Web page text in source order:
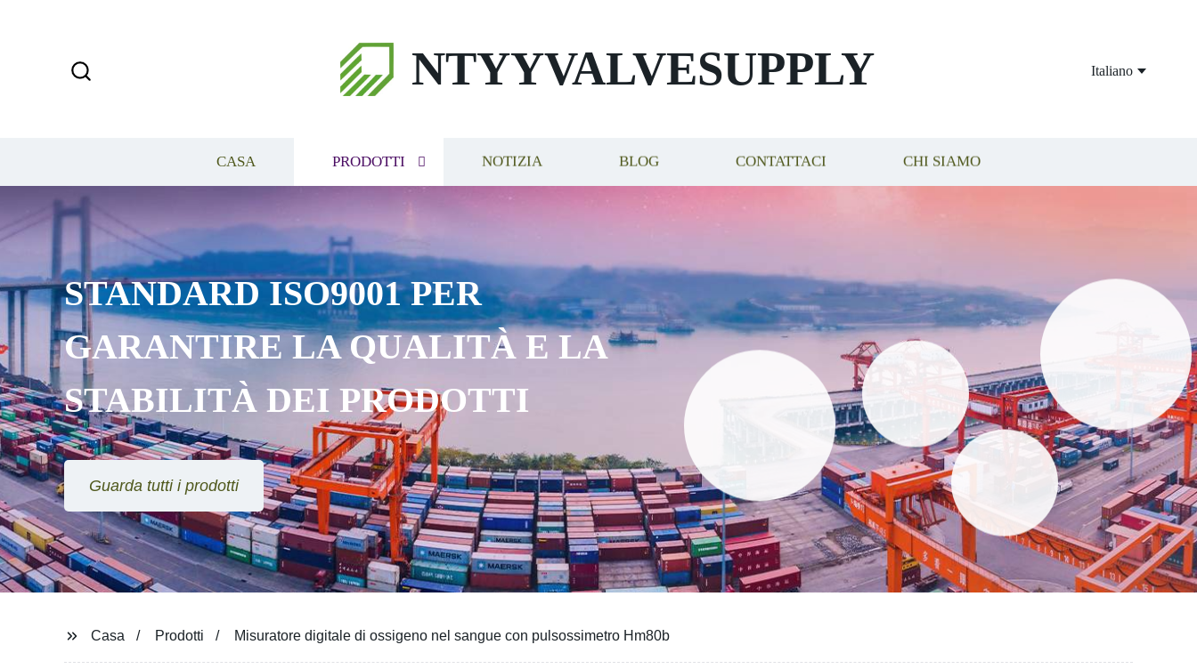
NTYYVALVESUPPLY Italiano
CASA PRODOTTI NOTIZIA BLOG CONTATTACI CHI SIAMO
STANDARD ISO9001 PER
GARANTIRE LA QUALITÀ E LA
STABILITÀ DEI PRODOTTI
Guarda tutti i prodotti
Casa Prodotti Misuratore digitale di ossigeno nel sangue con pulsossimetro Hm80b